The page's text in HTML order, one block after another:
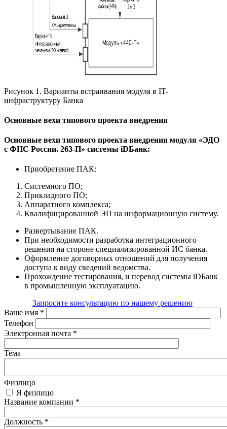
Рисунок 1. Варианты встраивания модуля в IT-
инфраструктуру Банка
Основные вехи типового проекта внедрения
Основные вехи типового проекта внедрения модуля «ЭДО
с ФНС России. 263-П» системы iDБанк:
Приобретение ПАК:
Системного ПО;
Прикладного ПО;
Аппаратного комплекса;
Квалифицированной ЭП на информационную систему.
Развертывание ПАК.
При необходимости разработка интеграционного
решения на стороне специализированной ИС банка.
Оформление договорных отношений для получения
доступа к виду сведений ведомства.
Прохождение тестирования, и перевод системы iDБанк
в промышленную эксплуатацию.
Запросите консультацию по нашему решению
Ваше имя *
Телефон
Электронная почта *
Тема
Физлицо
Я физлицо
Название компании *
Должность *